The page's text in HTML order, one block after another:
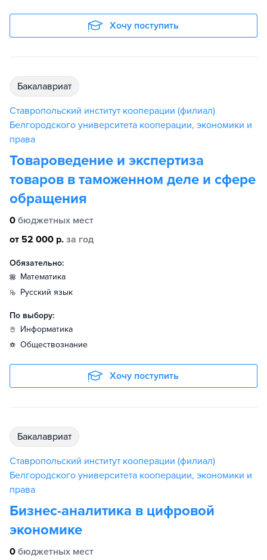
Хочу поступить
бакалавриат
Ставропольский институт кооперации (филиал)
Белгородского университета кооперации, экономики и
права
Товароведение и экспертиза
товаров в таможенном деле и сфере
обращения
0 бюджетных мест
от 52 000 р. за год
Обязательно:
математика
русский язык
По выбору:
информатика
обществознание
Хочу поступить
бакалавриат
Ставропольский институт кооперации (филиал)
Белгородского университета кооперации, экономики и
права
Бизнес-аналитика в цифровой
экономике
0 бюджетных мест